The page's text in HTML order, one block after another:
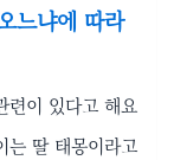
느냐에 따라
련이 있다고 해요
는 딸 태몽이라고